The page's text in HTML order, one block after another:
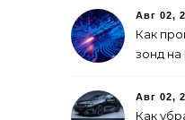
Авг 02,
Как
зонд на
Авг 02,
Как